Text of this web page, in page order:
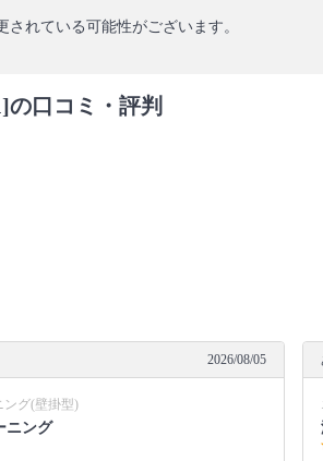
れている可能性がございます。
口コミ・評判
2026/08/05
ング(壁掛型)
ニング